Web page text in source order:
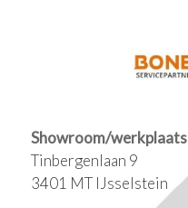
Showroom/werkplaats
Tinbergenlaan 9
3401 MT IJsselstein